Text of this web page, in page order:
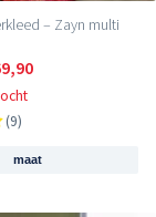
– Zayn multi
(9)
maat